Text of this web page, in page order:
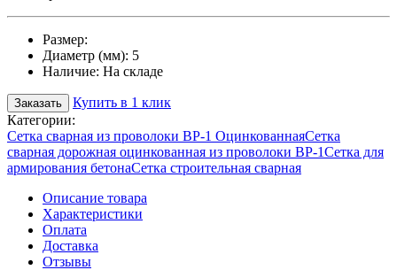
Размер:
Диаметр (мм): 5
Наличие: На складе
Заказать
Купить в 1 клик
Категории:
Сетка сварная из проволоки ВР-1 ОцинкованнаяСетка
сварная дорожная оцинкованная из проволоки ВР-1Сетка для
армирования бетонаСетка строительная сварная
Описание товара
Характеристики
Оплата
Доставка
Отзывы